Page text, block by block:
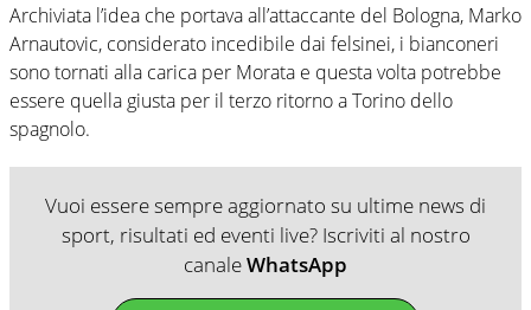
Archiviata l’idea che portava all’attaccante del Bologna, Marko
Arnautovic, considerato incedibile dai felsinei, i bianconeri
sono tornati alla carica per Morata e questa volta potrebbe
essere quella giusta per il terzo ritorno a Torino dello
spagnolo.
Vuoi essere sempre aggiornato su ultime news di
sport, risultati ed eventi live? Iscriviti al nostro
canaleWhatsApp